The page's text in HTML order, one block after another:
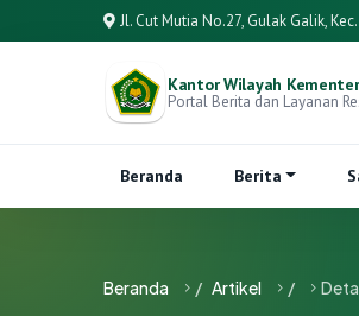
Jl. Cut Mutia No.27, Gulak Galik,
Kantor Wilayah
Portal Berita dan Layanan
Beranda Berita
Beranda / Artikel /